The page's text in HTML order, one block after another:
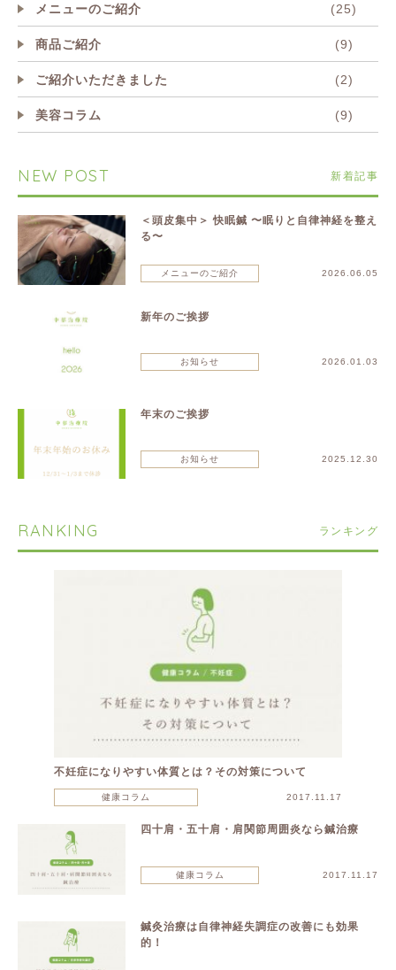
メニューのご紹介 (25)
商品ご紹介 (9)
ご紹介いただきました (2)
美容コラム (9)
NEW POST 新着記事
＜頭皮集中＞ 快眠鍼 〜眠りと自律神経を整え
る〜
メニューのご紹介 2026.06.05
新年のご挨拶
お知らせ 2026.01.03
年末のご挨拶
お知らせ 2025.12.30
RANKING ランキング
不妊症になりやすい体質とは？その対策について
健康コラム 2017.11.17
四十肩・五十肩・肩関節周囲炎なら鍼治療
健康コラム 2017.11.17
鍼灸治療は自律神経失調症の改善にも効果
的！